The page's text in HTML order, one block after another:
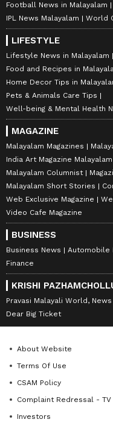
Football News in Malayalam
IPL News Malayalam
World
LIFESTYLE
Lifestyle News in Malayalam
Food and Recipes in
Home Decor Tips in
Pets & Animals Care Tips
Well-being & Mental Health
MAGAZINE
Malayalam Magazines
India Art Magazine Malayalam
Malayalam Columnist
Malayalam Short Stories
Web Exclusive Magazine
Video Cafe Magazine
BUSINESS
Business News Automobile
Finance
KRISHI
Pravasi Malayali World,
Dear Big Ticket
About Website
Terms Of Use
CSAM Policy
Complaint Redressal - TV
Investors